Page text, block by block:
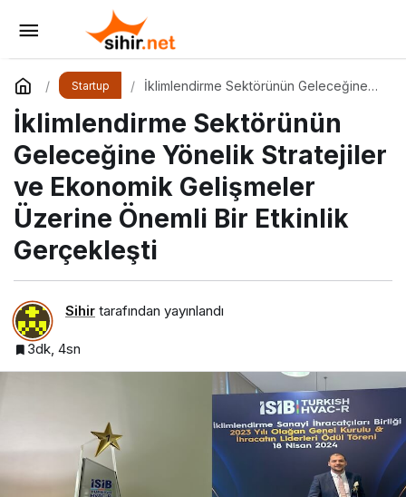
Startup
İklimlendirme Sektörünün Geleceğine
Gelişmeler Üzerine Önemli Bir Etkinlik
Gerçekleşti
İklimlendirme Sektörünün
Geleceğine Yönelik Stratejiler
ve Ekonomik Gelişmeler
Üzerine Önemli Bir Etkinlik
Gerçekleşti
Sihir tarafından yayınlandı
3dk, 4sn
Yapay Zeka Dijital Pazarlamayı Nasıl
Şekillendiriyor?
Yorum Yap